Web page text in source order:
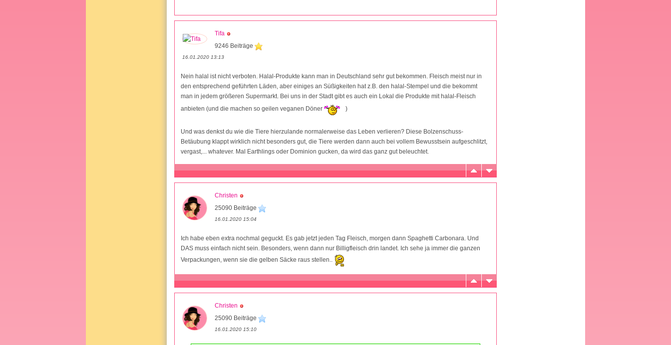
Tifa
9246 Beiträge
16.01.2020 13:13
Nein halal ist nicht verboten. Halal-Produkte kann man in Deutschland sehr gut bekommen. Fleisch meist nur in
den entsprechend geführten Läden, aber einiges an Süßigkeiten hat z.B. den halal-Stempel und die bekommt
man in jedem größeren Supermarkt. Bei uns in der Stadt gibt es auch ein Lokal die Produkte mit halal-Fleisch
anbieten (und die machen so geilen veganen Döner
)
Und was denkst du wie die Tiere hierzulande normalerweise das Leben verlieren? Diese Bolzenschuss-
Betäubung klappt wirklich nicht besonders gut, die Tiere werden dann auch bei vollem Bewusstsein aufgeschlitzt,
vergast,... whatever. Mal Earthlings oder Dominion gucken, da wird das ganz gut beleuchtet.
Christen
25090 Beiträge
16.01.2020 15:04
Ich habe eben extra nochmal geguckt. Es gab jetzt jeden Tag Fleisch, morgen dann Spaghetti Carbonara. Und
DAS muss einfach nicht sein. Besonders, wenn dann nur Billigfleisch drin landet. Ich sehe ja immer die ganzen
Verpackungen, wenn sie die gelben Säcke raus stellen..
Christen
25090 Beiträge
16.01.2020 15:10